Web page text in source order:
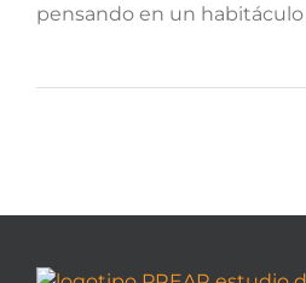
pensando en un habitáculo